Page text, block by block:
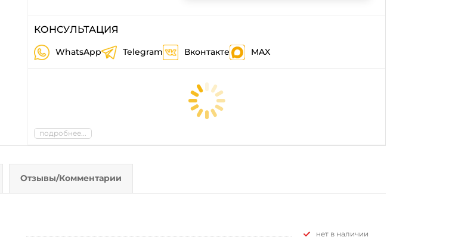
КОНСУЛЬТАЦИЯ
WhatsApp Telegram Вконтакте MAX
подробнее...
Отзывы/Комментарии
Нет в наличии